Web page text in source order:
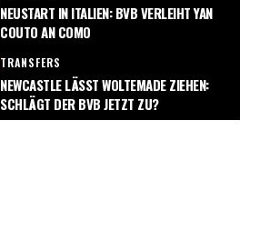
NEUSTART IN ITALIEN: BVB VERLEIHT YAN
COUTO AN COMO
TRANSFERS
NEWCASTLE LÄSST WOLTEMADE ZIEHEN:
SCHLÄGT DER BVB JETZT ZU?